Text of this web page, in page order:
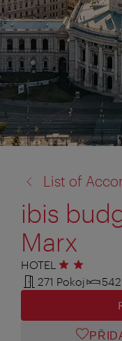
na:
List of
ibis
Marx
HOTEL 2 hvězdičky
271 Pokoj